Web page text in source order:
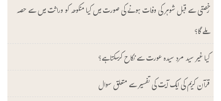
رخصتی سے قبل شوہر کی وفات ہونے کی صورت میں کیا منکوحہ کو وراثت میں سے حصہ
ملے گا؟
کیا غیر سید مرد سیدہ عورت سے نکاح کرسکتا ہے؟
قرآن کریم کی ایک آیت کی تفسیر سے متعلق سوال